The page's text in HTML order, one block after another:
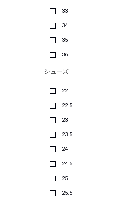
33
34
35
36
シューズ
22
22.5
23
23.5
24
24.5
25
25.5